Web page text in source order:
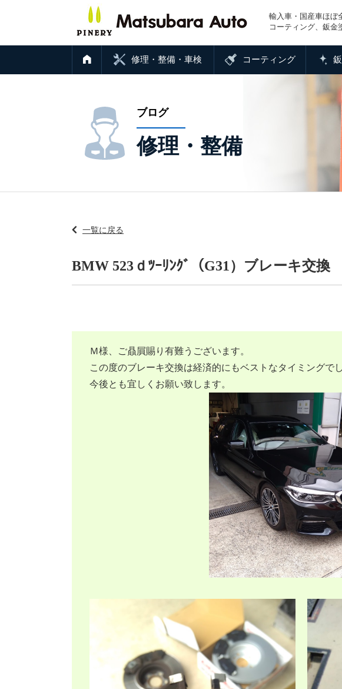
輸入車・国産車ほぼ
コーティング、鈑金
修理・整備・車検 コーティング
ブログ
修理・整備
一覧に戻る
BMW 523ｄﾂｰﾘﾝｸﾞ（G31）ブレーキ交換
Ｍ様、ご贔屓賜り有難うございます。
この度のブレーキ交換は経済的にもベストなタイミングでし
今後とも宜しくお願い致します。